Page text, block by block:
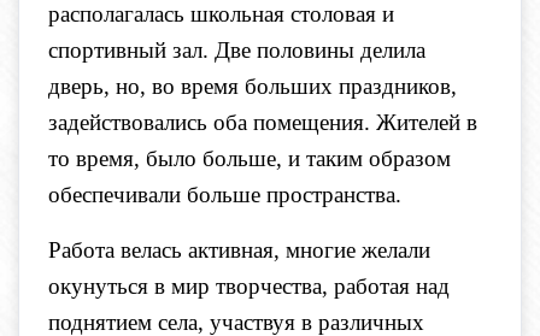
располагалась школьная столовая и
спортивный зал. Две половины делила
дверь, но, во время больших праздников,
задействовались оба помещения. Жителей в
то время, было больше, и таким образом
обеспечивали больше пространства.
Работа велась активная, многие желали
окунуться в мир творчества, работая над
поднятием села, участвуя в различных